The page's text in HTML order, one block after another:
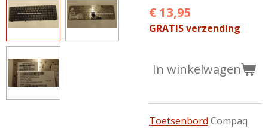
€ 13,95
GRATIS verzending
In winkelwagen
Toetsenbord Compaq